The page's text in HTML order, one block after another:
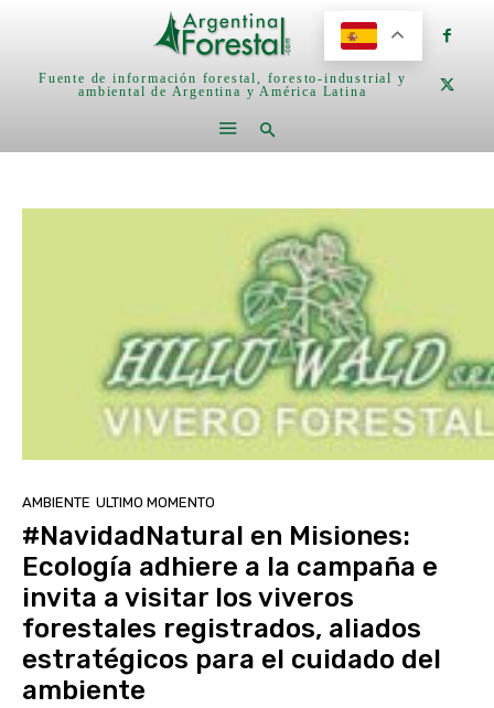
Fuente de información forestal, foresto-industrial y
ambiental de Argentina y América Latina
AMBIENTE ULTIMO MOMENTO
#NavidadNatural en Misiones:
Ecología adhiere a la campaña e
invita a visitar los viveros
forestales registrados, aliados
estratégicos para el cuidado del
ambiente